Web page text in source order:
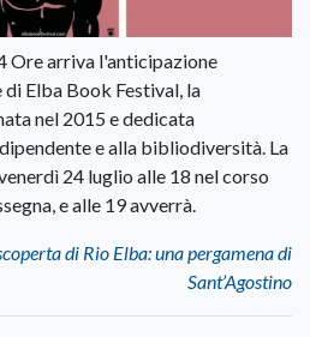
Ore arriva l'anticipazione
Elba Book Festival, la
nel 2015 e dedicata
e alla bibliodiversità. La
24 luglio alle 18 nel corso
e alle 19 avverrà.
di Rio Elba: una pergamena di
Sant’Agostino